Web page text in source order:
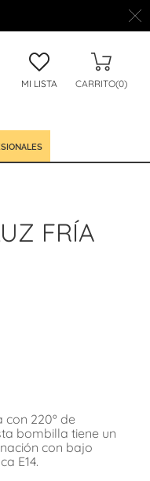
MI LISTA CARRITO(0)
FRÍA
220º de
bombilla tiene un
con bajo
E14.